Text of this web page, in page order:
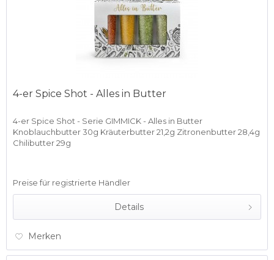
4-er Spice Shot - Alles in Butter
4-er Spice Shot - Serie GIMMICK - Alles in Butter
Knoblauchbutter 30g Kräuterbutter 21,2g Zitronenbutter 28,4g
Chilibutter 29g
Preise für registrierte Händler
Details
Merken